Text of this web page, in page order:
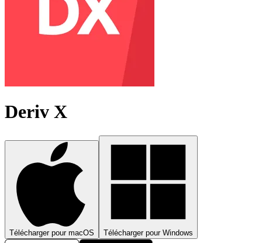
Deriv X
Télécharger pour macOS Télécharger pour Windows